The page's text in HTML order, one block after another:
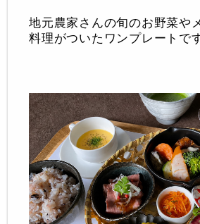
地元農家さんの旬のお野菜や
料理がついたワンプレートで